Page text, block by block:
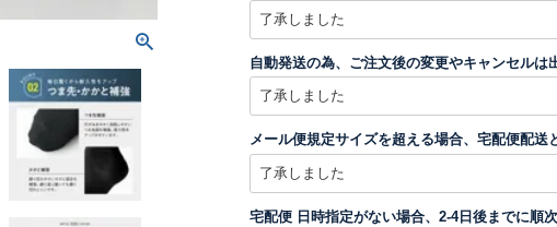
)
自動発送の為、ご注文後の変更やキャンセルは
メール便規定サイズを超える場合、宅配便配送
宅配便 日時指定がない場合、2-4日後までに順